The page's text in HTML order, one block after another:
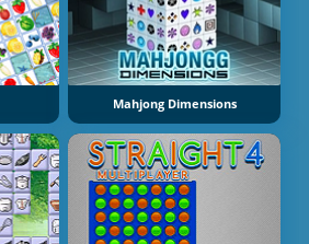
Mahjong Dimensions